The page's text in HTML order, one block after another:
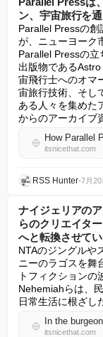
ン、宇宙旅行を
Parallel Pressの
が、ニューヨーク
Parallel Pressの
出版物である
宙飛行士へのオマ
宙旅行技術、そし
ある人々を集めた
からのアーカイブ
itsnicethat.com
RSS Hunter•7月20
ナイジェリアの
らのクリエイタ
へと転換させてい
NTAのジングルや
ニーのラゴスを舞
トフィクション
Nehemiahらは、
日常生活に根ざし
itsnicethat.com